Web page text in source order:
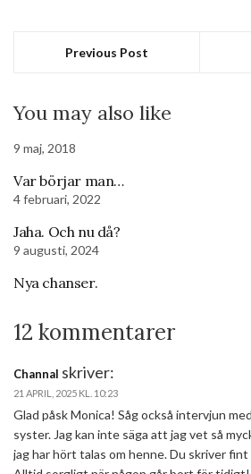
Previous Post
You may also like
9 maj, 2018
Var börjar man…
4 februari, 2022
Jaha. Och nu då?
9 augusti, 2024
Nya chanser.
12 kommentarer
Channal skriver:
21 APRIL, 2025 KL. 10:23
Glad påsk Monica! Såg också intervjun
syster. Jag kan inte säga att jag vet så
jag har hört talas om henne. Du skriver